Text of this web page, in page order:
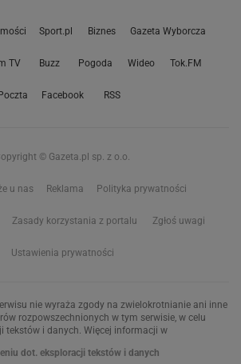
Sport.pl Biznes Gazeta Wyborcza
TV Buzz Pogoda Wideo Tok.FM
Facebook RSS
© Gazeta.pl sp. z o.o.
u nas Reklama Polityka prywatności
Zasady korzystania z portalu Zgłoś uwagi
Ustawienia prywatności
nie wyraża zgody na zwielokrotnianie ani inne
rozpowszechnionych w tym serwisie, w celu
tekstów i danych. Więcej informacji w
dot. eksploracji tekstów i danych